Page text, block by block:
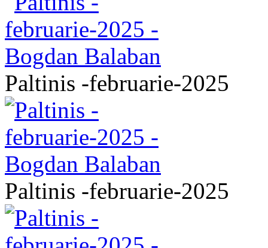
Paltinis -februarie-2025
Paltinis -februarie-2025